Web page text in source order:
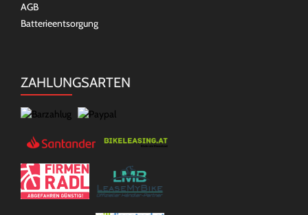
AGB
Batterieentsorgung
ZAHLUNGSARTEN